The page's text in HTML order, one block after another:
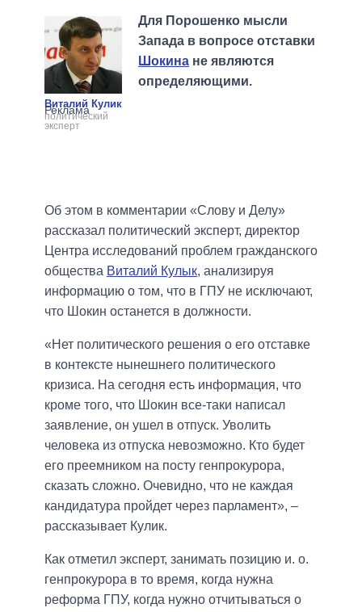
Виталий Кулик
политический
эксперт
Для Порошенко мысли
Запада в вопросе отставки
Шокина не являются
определяющими.
Об этом в комментарии «Слову и Делу»
рассказал политический эксперт, директор
Центра исследований проблем гражданского
общества Виталий Кулык, анализируя
информацию о том, что в ГПУ не исключают,
что Шокин останется в должности.
«Нет политического решения о его отставке
в контексте нынешнего политического
кризиса. На сегодня есть информация, что
кроме того, что Шокин все-таки написал
заявление, он ушел в отпуск. Уволить
человека из отпуска невозможно. Кто будет
его преемником на посту генпрокурора,
сказать сложно. Очевидно, что не каждая
кандидатура пройдет через парламент», –
рассказывает Кулик.
Как отметил эксперт, занимать позицию и. о.
генпрокурора в то время, когда нужна
реформа ГПУ, когда нужно отчитываться о